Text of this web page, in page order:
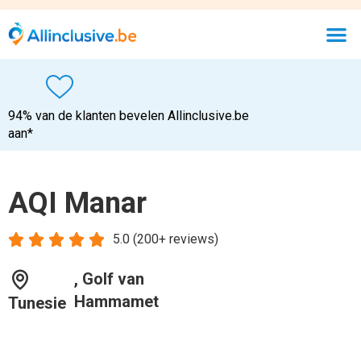
94% van de klanten bevelen Allinclusive.be
aan*
AQI Manar
5.0 (200+ reviews)
    
Tunesie
, Golf van
Hammamet